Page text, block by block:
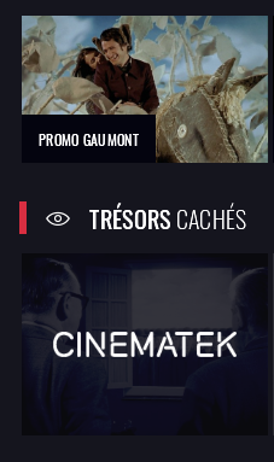
PROMO GAUMONT
TRÉSORSCACHÉS